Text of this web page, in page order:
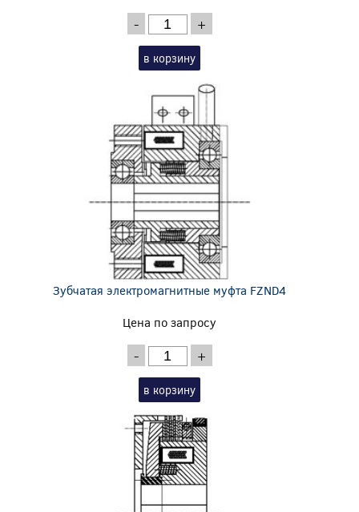
- +
в корзину
Зубчатая электромагнитные муфта FZND4
Цена по запросу
- +
в корзину